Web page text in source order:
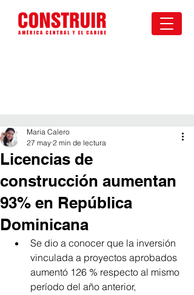
Licencias de
construcción aumentan
93% en República
Dominicana
Maria Calero
27 may 2 min de lectura
Se dio a conocer que la inversión
vinculada a proyectos aprobados
aumentó 126 % respecto al mismo
período del año anterior,